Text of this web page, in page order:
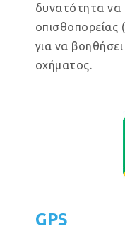
δυνατότητα να
για να
οχήματος.
GPS